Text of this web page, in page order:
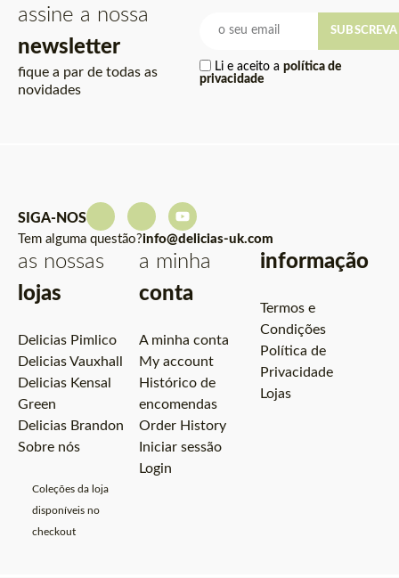
assine a nossa
newsletter
fique a par de todas as
novidades
Li e aceito a política de
privacidade
SUBSCREVA
SIGA-NOS
Tem alguma questão?info@delicias-uk.com
as nossas
lojas
Delicias Pimlico
Delicias Vauxhall
Delicias Kensal
Green
Delicias Brandon
Sobre nós
Coleções da loja
disponíveis no
checkout
a minha
conta
A minha conta
My account
Histórico de
encomendas
Order History
Iniciar sessão
Login
informação
Termos e
Condições
Política de
Privacidade
Lojas